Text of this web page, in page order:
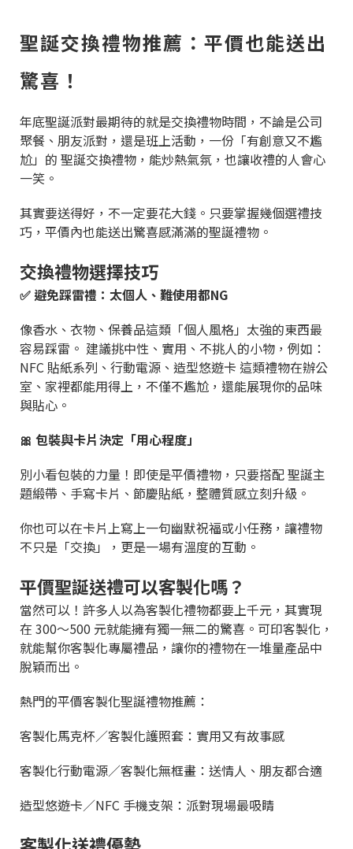
聖誕交換禮物推薦：平價也能送出
驚喜！
年底聖誕派對最期待的就是交換禮物時間，不論是公司
聚餐、朋友派對，還是班上活動，一份「有創意又不尷
尬」的 聖誕交換禮物，能炒熱氣氛，也讓收禮的人會心
一笑。
其實要送得好，不一定要花大錢。只要掌握幾個選禮技
巧，平價內也能送出驚喜感滿滿的聖誕禮物。
交換禮物選擇技巧
✅ 避免踩雷禮：太個人、難使用都NG
像香水、衣物、保養品這類「個人風格」太強的東西最
容易踩雷。 建議挑中性、實用、不挑人的小物，例如：
NFC 貼紙系列、行動電源、造型悠遊卡 這類禮物在辦公
室、家裡都能用得上，不僅不尷尬，還能展現你的品味
與貼心。
🎀 包裝與卡片決定「用心程度」
別小看包裝的力量！即使是平價禮物，只要搭配 聖誕主
題緞帶、手寫卡片、節慶貼紙，整體質感立刻升級。
你也可以在卡片上寫上一句幽默祝福或小任務，讓禮物
不只是「交換」，更是一場有溫度的互動。
平價聖誕送禮可以客製化嗎？
當然可以！許多人以為客製化禮物都要上千元，其實現
在 300～500 元就能擁有獨一無二的驚喜。可印客製化，
就能幫你客製化專屬禮品，讓你的禮物在一堆量產品中
脫穎而出。
熱門的平價客製化聖誕禮物推薦：
客製化馬克杯／客製化護照套：實用又有故事感
客製化行動電源／客製化無框畫：送情人、朋友都合適
造型悠遊卡／NFC 手機支架：派對現場最吸睛